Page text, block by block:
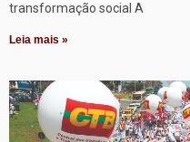
transformação social A
Leia mais »